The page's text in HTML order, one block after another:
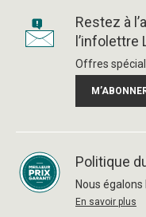
Restez à
l’infolettre
Offres
Politique
Nous
En savoir plus